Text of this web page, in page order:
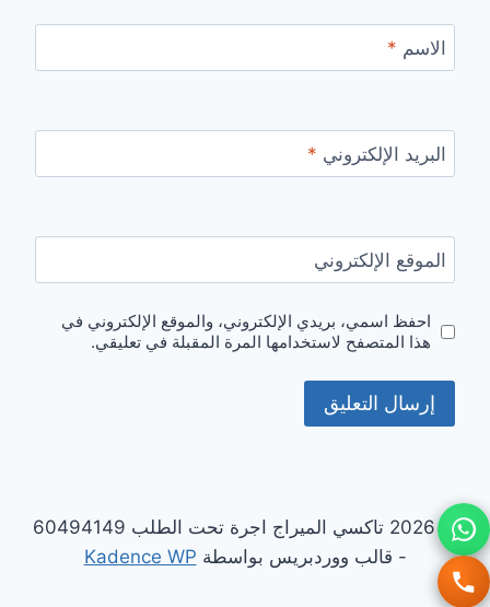
الاسم *
البريد الإلكتروني *
الموقع الإلكتروني
احفظ اسمي، بريدي الإلكتروني، والموقع الإلكتروني في
هذا المتصفح لاستخدامها المرة المقبلة في تعليقي.
© 2026 تاكسي الميراج اجرة تحت الطلب 60494149
- قالب ووردبريس بواسطة Kadence WP